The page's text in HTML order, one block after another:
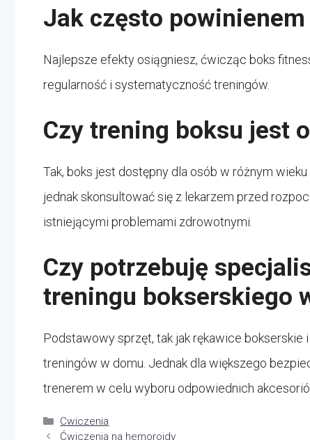
Jak często
Najlepsze efekty osiągniesz, ćwicząc boks
regularność i systematyczność treningów.
Czy trening boksu jest
Tak, boks jest dostępny dla osób w różnym
jednak skonsultować się z lekarzem przed
istniejącymi problemami zdrowotnymi.
Czy potrzebuję
treningu bokserskiego
Podstawowy sprzęt, tak jak rękawice
treningów w domu. Jednak dla większego
trenerem w celu wyboru odpowiednich
Kategorie
Cwiczenia
Ćwiczenia na hemoroidy